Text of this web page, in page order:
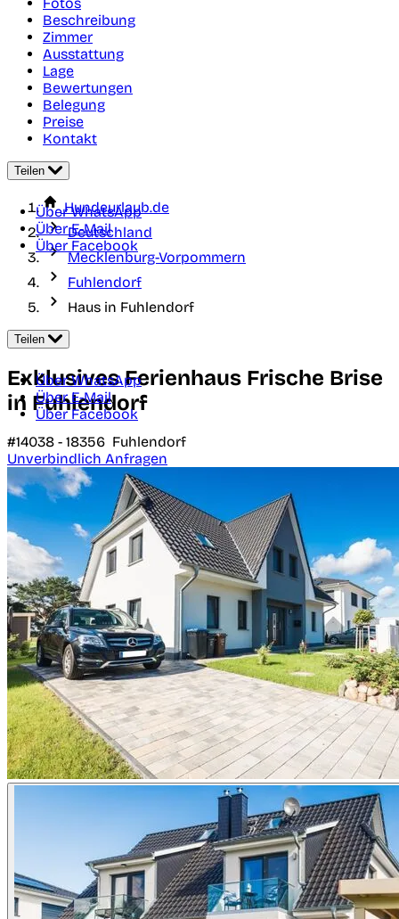
Beschreibung
Zimmer
Ausstattung
Lage
Bewertungen
Belegung
Preise
Kontakt
Teilen
Über WhatsApp
Über E-Mail
Über Facebook
Hundeurlaub.de
Deutschland
Mecklenburg-Vorpommern
Fuhlendorf
Haus in Fuhlendorf
Teilen
Über WhatsApp
Über E-Mail
Über Facebook
Exklusives Ferienhaus Frische Brise
in Fuhlendorf
#14038 - 18356 Fuhlendorf
Unverbindlich Anfragen